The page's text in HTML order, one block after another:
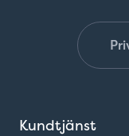
Kundtjänst